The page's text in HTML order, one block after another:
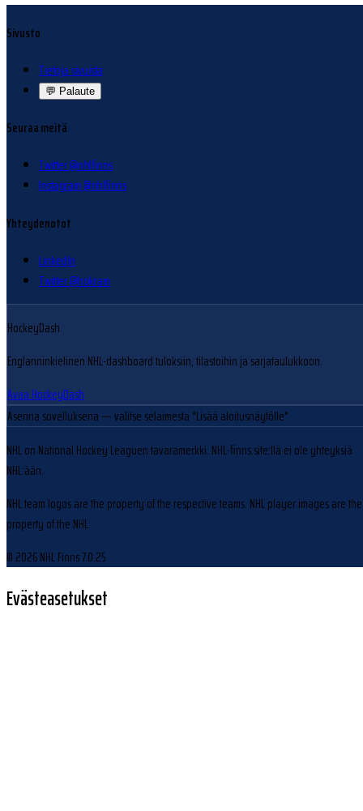
Sivusto
Tietoja sivuista
💬 Palaute
Seuraa meitä
Twitter @nhlfinns
Instagram @nhlfinns
Yhteydenotot
LinkedIn
Twitter @hokram
HockeyDash
Englanninkielinen NHL-dashboard tuloksiin, tilastoihin ja sarjataulukkoon.
Avaa HockeyDash
Asenna sovelluksena — valitse selaimesta "Lisää aloitusnäytölle"
NHL on National Hockey Leaguen tavaramerkki. NHL-finns.site:llä ei ole yhteyksiä
NHL:ään.
NHL team logos are the property of the respective teams. NHL player images are the
property of the NHL.
© 2026 NHL Finns7.0.25
Evästeasetukset